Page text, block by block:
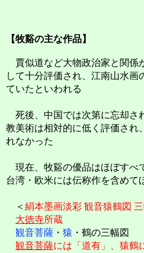
【牧谿の主な作品】
賈似道など大物政治家と関係
して十分評価され、江南山水画
ていたといわれる
死後、中国では次第に忘却さ
教美術は相対的に低く評価され
れなかった
現在、牧谿の優品はほぼすべ
台湾・欧米には伝称作を含めて
＜ 絹本墨画淡彩 観音猿鶴図 三
大徳寺所蔵
観音菩薩 ・ 猿 ・鶴の三幅図
観音菩薩には「道有」、猿鶴